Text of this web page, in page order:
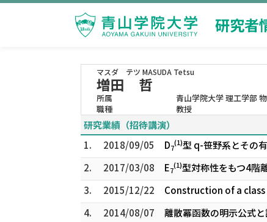
研究者
マスダ テツ MASUDA Tetsu
増田 哲
所属
青山学院大学 理工学部
職種
教授
研究業績（招待講演）
1.
2018/09/05 D7
(1)型 q-笹野系とその
2.
2017/03/08 E7
(1)型対称性をもつ4階
3.
2015/12/22 Construction of a
4. 2014/08/07
離散冪函数の明示公式